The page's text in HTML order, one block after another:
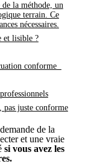
de la
et une vraie
si vous avez les
de la méthode, un
terrain. Ce
nécessaires.
et lisible ?
conforme
pas juste conforme